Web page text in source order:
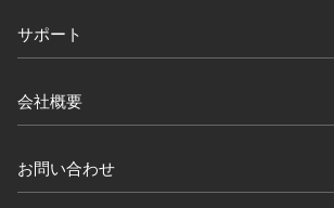
サポート
会社概要
お問い合わせ